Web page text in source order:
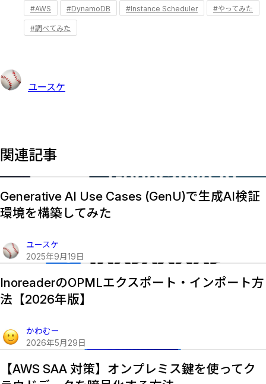
#AWS #DynamoDB #Instance Scheduler #やってみた
#調べてみた
ユースケ
関連記事
Generative AI Use Cases (GenU)で生成AI検証
環境を構築してみた
ユースケ
2025年9月 19 日
InoreaderのOPMLエクスポート・インポート方
法【2026年版】
かわむー
2026年5月 29 日
【AWS SAA 対策】オンプレミス鍵を使ってク